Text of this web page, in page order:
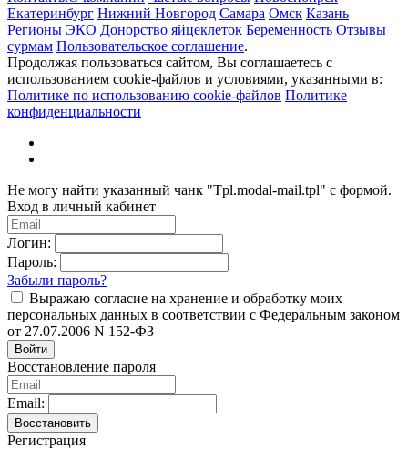
Екатеринбург Нижний Новгород Самара Омск Казань
Регионы ЭКО Донорство яйцеклеток Беременность Отзывы
сурмам Пользовательское соглашение.
Продолжая пользоваться сайтом, Вы соглашаетесь с
использованием cookie-файлов и условиями, указанными в:
Политике по использованию cookie-файлов Политике
конфиденциальности
Не могу найти указанный чанк "Tpl.modal-mail.tpl" с формой.
Вход в личный кабинет
Логин:
Пароль:
Забыли пароль?
Выражаю согласие на хранение и обработку моих
персональных данных в соответствии с Федеральным законом
от 27.07.2006 N 152-ФЗ
Войти
Восстановление пароля
Email:
Восстановить
Регистрация